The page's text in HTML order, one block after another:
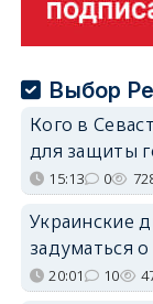
Выбор
Кого в
для защиты
15:13 0
Украинские
задуматься
20:01 10